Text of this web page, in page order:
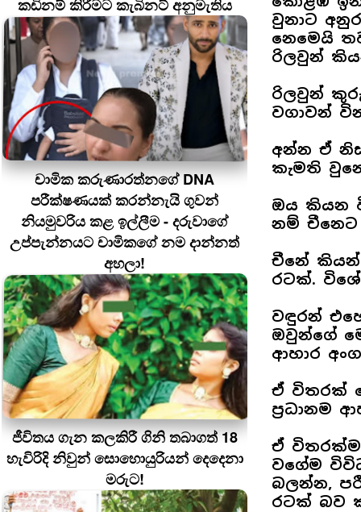
කඩිනම් කිරීමට කැබිනට් අනුමැතිය
චාමික කරුණාරත්නගේ DNA
පරීක්ෂණයක් කරන්නැයි ගුවන්
නියමුවරිය කළ ඉල්ලීම - දරුවාගේ
උප්පැන්නයට චාමිකගේ නම දාන්නත්
අහලා!
ජීවිතය ගැන කලකිරී ගිනි තබාගත් 18
හැවිරිදි නිවුන් සොහොයුරියන් දෙදෙනා
මරුට!
වුනාට
නෙමෙයි
රිලවුන්
රිලවුන්
වගාවන්
අන්න ඒ
කැමති
ඔය කියන
නම්
චීනේ
රටක්.
වඳුරන්
ඔවුන්ගේ
ආහාර
ඒ විතරක්
ප්‍රධානම
ඒ
වගේම
බලන්න,
රටක් බව